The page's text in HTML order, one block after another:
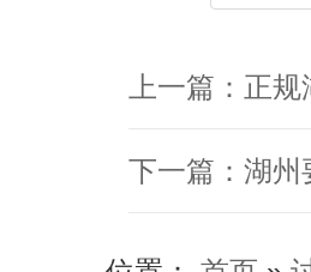
上一篇：正
下一篇：湖州